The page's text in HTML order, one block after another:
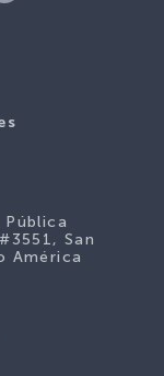
San
América